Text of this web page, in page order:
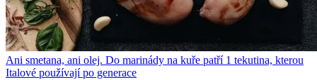
Ani smetana, ani olej. Do marinády na kuře patří 1 tekutina, kterou
Italové používají po generace